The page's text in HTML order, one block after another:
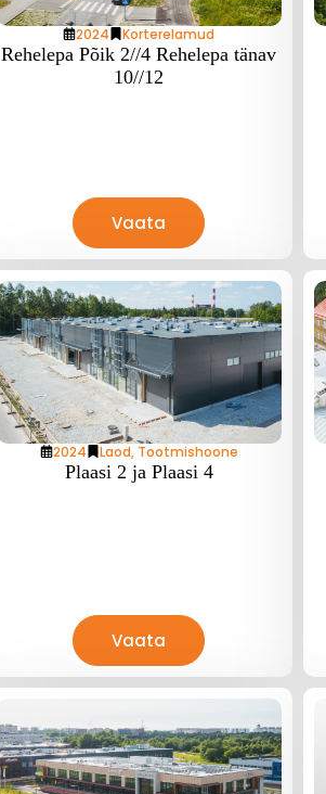
2024 Korterelamud
Rehelepa Põik 2//4 Rehelepa tänav
10//12
Vaata
2024 Laod, Tootmishoone
Plaasi 2 ja Plaasi 4
Vaata